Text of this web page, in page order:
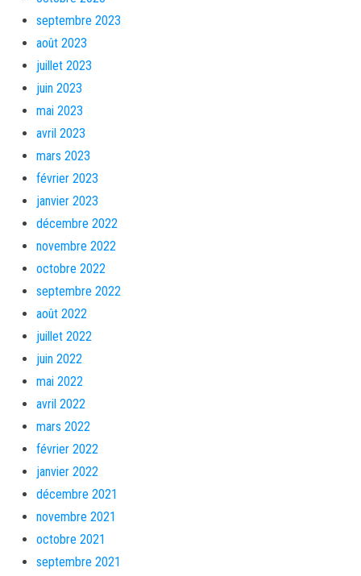
septembre 2023
août 2023
juillet 2023
juin 2023
mai 2023
avril 2023
mars 2023
février 2023
janvier 2023
décembre 2022
novembre 2022
octobre 2022
septembre 2022
août 2022
juillet 2022
juin 2022
mai 2022
avril 2022
mars 2022
février 2022
janvier 2022
décembre 2021
novembre 2021
octobre 2021
septembre 2021